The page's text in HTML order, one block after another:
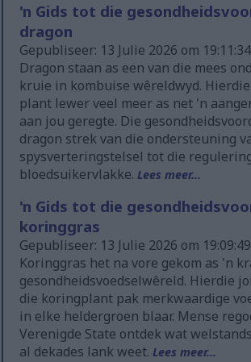
'n Gids tot die
dragon
Gepubliseer: 13 Julie 2026 om
Dragon staan as een van die mees
kruie in kombuise wêreldwyd.
plant lewer veel meer as net 'n
aan jou geregte. Die
dragon strek van die ondersteuning
spysverteringstelsel tot die
bloedsuikervlakke.Lees meer...
'n Gids tot die
koringgras
Gepubliseer: 13 Julie 2026 om
Koringgras het na vore gekom as 'n
gesondheidsvoedselwêreld. Hierdie
die koringplant pak merkwaardige
in elke heldergroen blaar. Mense
Verenigde State ontdek wat
al dekades lank weet.Lees meer...